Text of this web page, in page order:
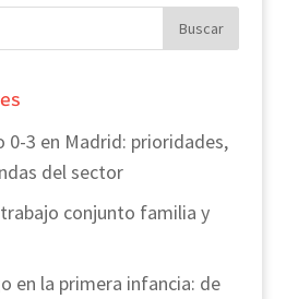
0-3 en Madrid: prioridades,
del sector
conjunto familia y
en la primera infancia: de